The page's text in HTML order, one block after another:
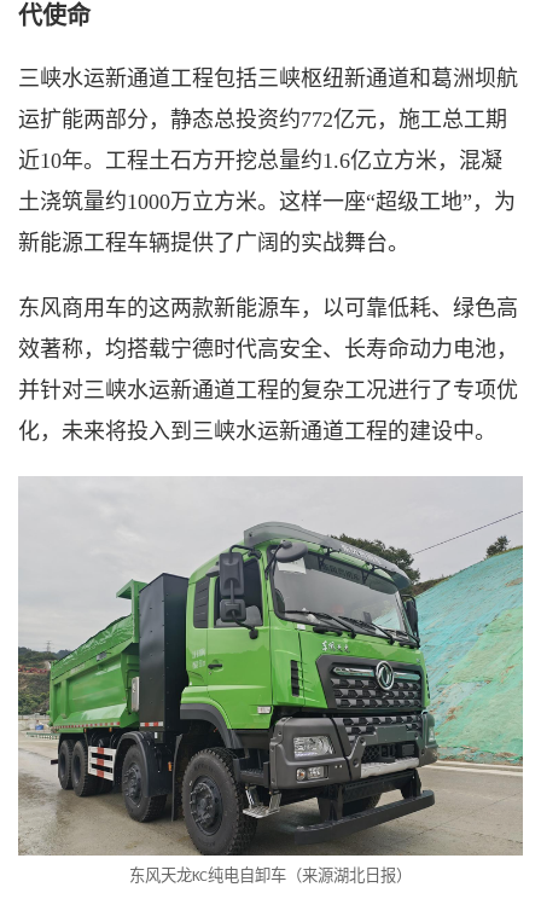
代使命
三峡水运新通道工程包括三峡枢纽新通道和葛洲坝航
运扩能两部分，静态总投资约772亿元，施工总工期
近10年。工程土石方开挖总量约1.6亿立方米，混凝
土浇筑量约1000万立方米。这样一座“超级工地”，为
新能源工程车辆提供了广阔的实战舞台。
东风商用车的这两款新能源车，以可靠低耗、绿色高
效著称，均搭载宁德时代高安全、长寿命动力电池，
并针对三峡水运新通道工程的复杂工况进行了专项优
化，未来将投入到三峡水运新通道工程的建设中。
东风天龙KC纯电自卸车（来源湖北日报）